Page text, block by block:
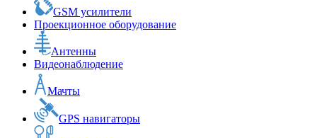
GSM усилители
Проекционное оборудование
Антенны
Видеонаблюдение
Мачты
GPS навигаторы